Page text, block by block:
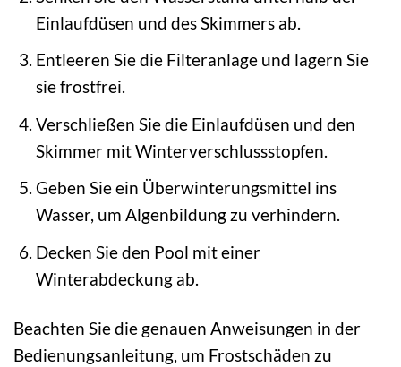
Einlaufdüsen und des Skimmers ab.
Entleeren Sie die Filteranlage und lagern Sie
sie frostfrei.
Verschließen Sie die Einlaufdüsen und den
Skimmer mit Winterverschlussstopfen.
Geben Sie ein Überwinterungsmittel ins
Wasser, um Algenbildung zu verhindern.
Decken Sie den Pool mit einer
Winterabdeckung ab.
Beachten Sie die genauen Anweisungen in der
Bedienungsanleitung, um Frostschäden zu